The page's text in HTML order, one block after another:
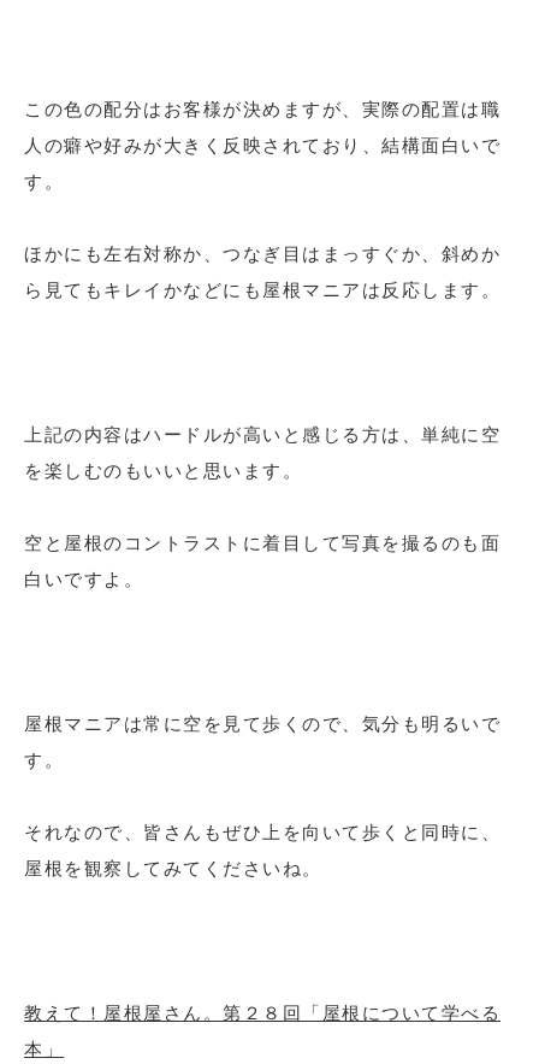
この色の配分はお客様が決めますが、実際の配置は職
人の癖や好みが大きく反映されており、結構面白いで
す。
ほかにも左右対称か、つなぎ目はまっすぐか、斜めか
ら見てもキレイかなどにも屋根マニアは反応します。
上記の内容はハードルが高いと感じる方は、単純に空
を楽しむのもいいと思います。
空と屋根のコントラストに着目して写真を撮るのも面
白いですよ。
屋根マニアは常に空を見て歩くので、気分も明るいで
す。
それなので、皆さんもぜひ上を向いて歩くと同時に、
屋根を観察してみてくださいね。
教えて！屋根屋さん。第２８回「屋根について学べる
本」